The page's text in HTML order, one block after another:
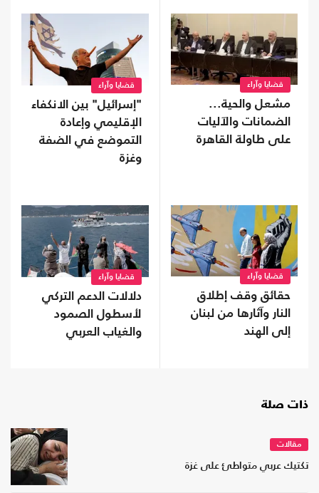
قضايا وآراء
مشعل والحية...
الضمانات والآليات
على طاولة القاهرة
قضايا وآراء
"إسرائيل" بين الانكفاء
الإقليمي وإعادة
التموضع في الضفة
وغزة
قضايا وآراء
حقائق وقف إطلاق
النار وآثارها من لبنان
إلى الهند
قضايا وآراء
دلالات الدعم التركي
لأسطول الصمود
والغياب العربي
ذات صلة
مقالات
تكتيك عربي متواطئ على غزة